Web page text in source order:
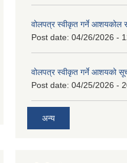
वोलपत्र स्वीकृत गर्ने आशयकोल
Post date: 04/26/2026 -
वोलपत्र स्वीकृत गर्ने आशयको
Post date: 04/25/2026 -
अन्य